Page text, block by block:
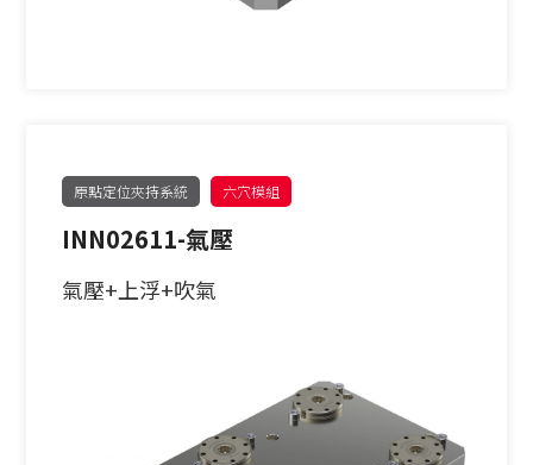
原點定位夾持系統 六穴模組
INN02611-氣壓
氣壓+上浮+吹氣